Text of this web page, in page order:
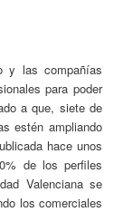
y las compañías
para poder
a que, siete de
estén ampliando
hace unos
de los perfiles
Valenciana se
los comerciales